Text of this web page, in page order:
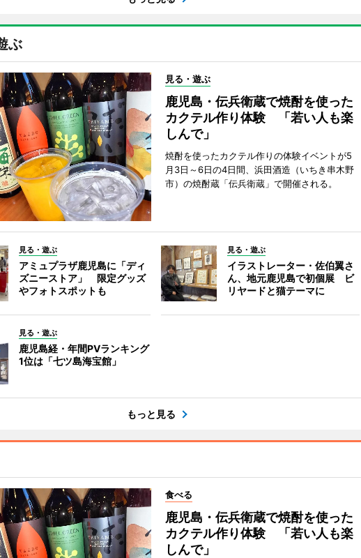
ぶ
見る・遊ぶ
鹿児島・伝兵衛蔵で焼酎を使った
カクテル作り体験 「若い人も楽
しんで」
焼酎を使ったカクテル作りの体験イベントが5
月3日～6日の4日間、浜田酒造（いちき串木野
市）の焼酎蔵「伝兵衛蔵」で開催される。
見る・遊ぶ
アミュプラザ鹿児島に「ディ
ズニーストア」 限定グッズ
やフォトスポットも
見る・遊ぶ
イラストレーター・佐伯翼さ
ん、地元鹿児島で初個展 ビ
リヤードと猫テーマに
見る・遊ぶ
鹿児島経・年間PVランキング
1位は「七ツ島海宝館」
もっと見る
食べる
鹿児島・伝兵衛蔵で焼酎を使った
カクテル作り体験 「若い人も楽
しんで」